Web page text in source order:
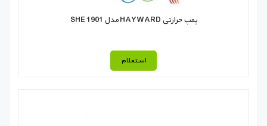
پمپ حرارتی HAYWARD مدل SHE 1901
استعلام